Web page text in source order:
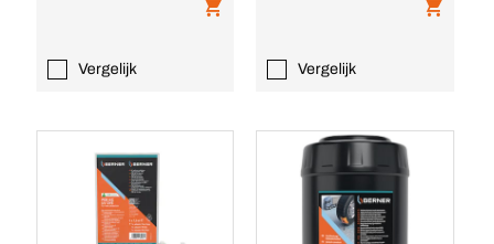
Vergelijk Vergelijk